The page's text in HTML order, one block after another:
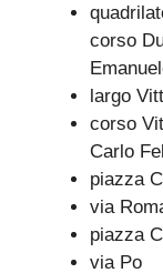
corso
largo
corso
Carlo
piazza
via
piazza
via Po